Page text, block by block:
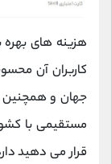
کاربران آن
جهان و همچنین
مستقیمی با
قرار می دهید